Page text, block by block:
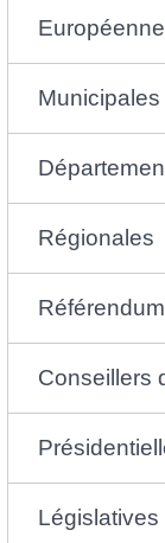
Municipales
Régionales
Référendum
Conseillers
Législatives